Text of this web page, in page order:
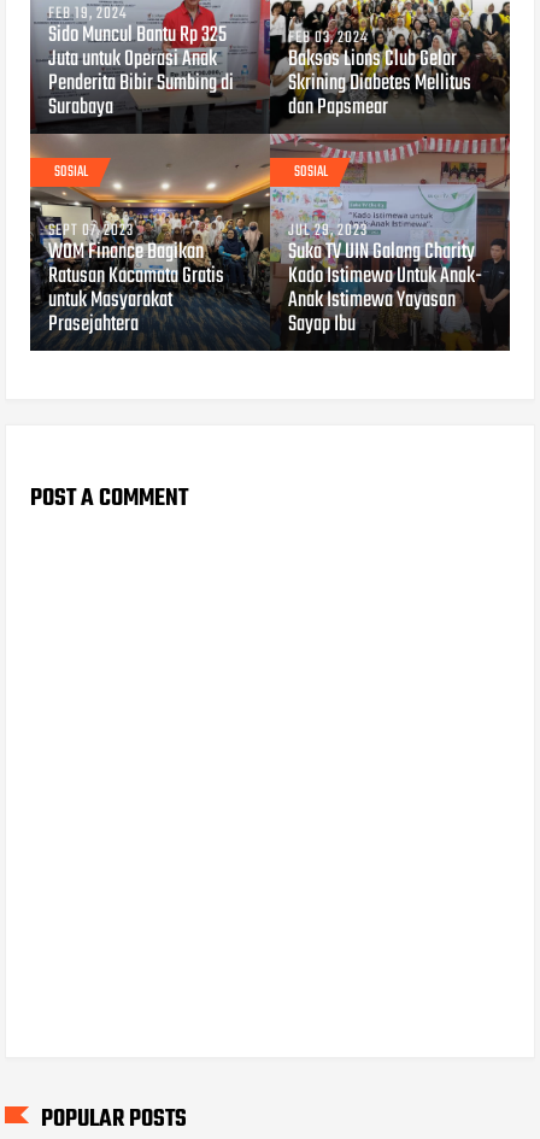
FEB 19, 2024
Sido Muncul Bantu Rp 325
Juta untuk Operasi Anak
Penderita Bibir Sumbing di
Surabaya
FEB 03, 2024
Baksos Lions Club Gelar
Skrining Diabetes Mellitus
dan Papsmear
SOSIAL
SEPT 07, 2023
WOM Finance Bagikan
Ratusan Kacamata Gratis
untuk Masyarakat
Prasejahtera
SOSIAL
JUL 29, 2023
Suka TV UIN Galang Charity
Kado Istimewa Untuk Anak-
Anak Istimewa Yayasan
Sayap Ibu
POST A COMMENT
POPULAR POSTS